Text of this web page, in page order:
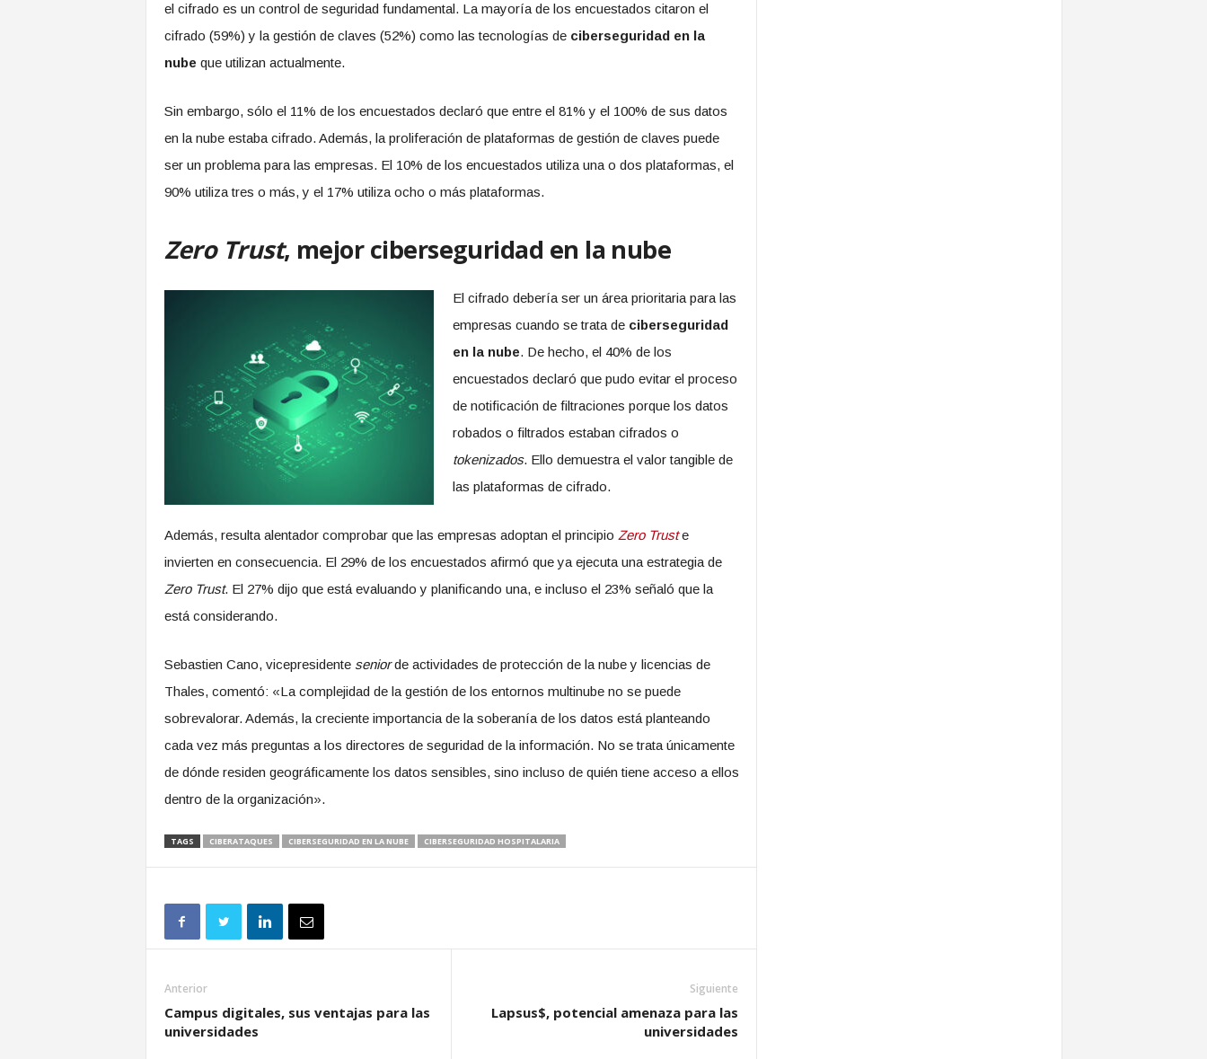
el cifrado es un control de seguridad fundamental. La mayoría de los encuestados citaron el
cifrado (59%) y la gestión de claves (52%) como las tecnologías de ciberseguridad en la
nube que utilizan actualmente.
Sin embargo, sólo el 11% de los encuestados declaró que entre el 81% y el 100% de sus datos
en la nube estaba cifrado. Además, la proliferación de plataformas de gestión de claves puede
ser un problema para las empresas. El 10% de los encuestados utiliza una o dos plataformas, el
90% utiliza tres o más, y el 17% utiliza ocho o más plataformas.
Zero Trust, mejor ciberseguridad en la nube
El cifrado debería ser un área prioritaria para las
empresas cuando se trata de ciberseguridad
en la nube. De hecho, el 40% de los
encuestados declaró que pudo evitar el proceso
de notificación de filtraciones porque los datos
robados o filtrados estaban cifrados o
tokenizados. Ello demuestra el valor tangible de
las plataformas de cifrado.
Además, resulta alentador comprobar que las empresas adoptan el principio Zero Truste
invierten en consecuencia. El 29% de los encuestados afirmó que ya ejecuta una estrategia de
Zero Trust. El 27% dijo que está evaluando y planificando una, e incluso el 23% señaló que la
está considerando.
Sebastien Cano, vicepresidente seniorde actividades de protección de la nube y licencias de
Thales, comentó: «La complejidad de la gestión de los entornos multinube no se puede
sobrevalorar. Además, la creciente importancia de la soberanía de los datos está planteando
cada vez más preguntas a los directores de seguridad de la información. No se trata únicamente
de dónde residen geográficamente los datos sensibles, sino incluso de quién tiene acceso a ellos
dentro de la organización».
TAGS CIBERATAQUES CIBERSEGURIDAD EN LA NUBE CIBERSEGURIDAD HOSPITALARIA
Anterior
Campus digitales, sus ventajas para las
universidades
Siguiente
Lapsus$, potencial amenaza para las
universidades